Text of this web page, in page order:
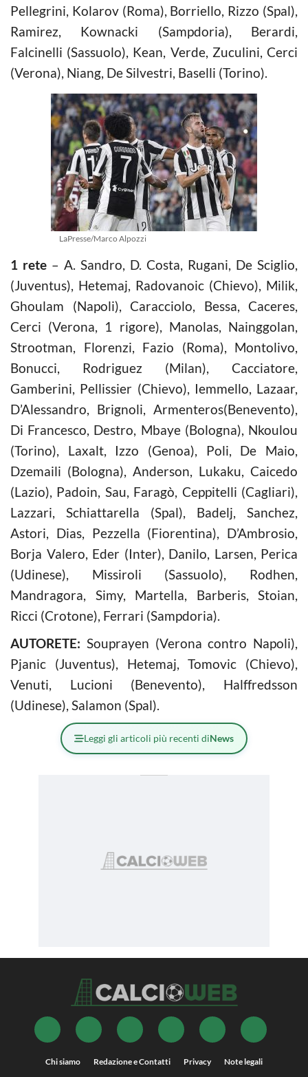
Pellegrini, Kolarov (Roma), Borriello, Rizzo (Spal),
Ramirez, Kownacki (Sampdoria), Berardi,
Falcinelli (Sassuolo), Kean, Verde, Zuculini, Cerci
(Verona), Niang, De Silvestri, Baselli (Torino).
LaPresse/Marco Alpozzi
1 rete – A. Sandro, D. Costa, Rugani, De Sciglio,
(Juventus), Hetemaj, Radovanoic (Chievo), Milik,
Ghoulam (Napoli), Caracciolo, Bessa, Caceres,
Cerci (Verona, 1 rigore), Manolas, Nainggolan,
Strootman, Florenzi, Fazio (Roma), Montolivo,
Bonucci, Rodriguez (Milan), Cacciatore,
Gamberini, Pellissier (Chievo), Iemmello, Lazaar,
D’Alessandro, Brignoli, Armenteros(Benevento),
Di Francesco, Destro, Mbaye (Bologna), Nkoulou
(Torino), Laxalt, Izzo (Genoa), Poli, De Maio,
Dzemaili (Bologna), Anderson, Lukaku, Caicedo
(Lazio), Padoin, Sau, Faragò, Ceppitelli (Cagliari),
Lazzari, Schiattarella (Spal), Badelj, Sanchez,
Astori, Dias, Pezzella (Fiorentina), D’Ambrosio,
Borja Valero, Eder (Inter), Danilo, Larsen, Perica
(Udinese), Missiroli (Sassuolo), Rodhen,
Mandragora, Simy, Martella, Barberis, Stoian,
Ricci (Crotone), Ferrari (Sampdoria).
AUTORETE: Souprayen (Verona contro Napoli),
Pjanic (Juventus), Hetemaj, Tomovic (Chievo),
Venuti, Lucioni (Benevento), Halffredsson
(Udinese), Salamon (Spal).
Leggi gli articoli più recenti diNews
Chi siamo Redazione e Contatti Privacy Note legali